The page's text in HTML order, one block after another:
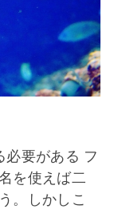
必要がある フ
を使えば二
。しかしこ